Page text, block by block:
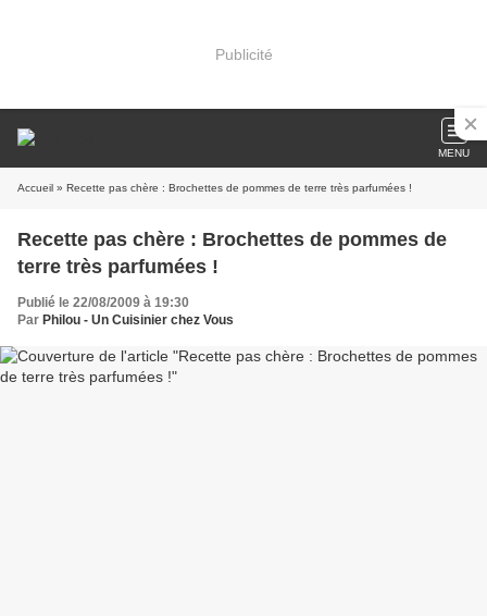
Publicité
MENU
Accueil » Recette pas chère : Brochettes de pommes de terre très parfumées !
Recette pas chère : Brochettes de pommes de
terre très parfumées !
Publié le 22/08/2009 à 19:30
Par Philou - Un Cuisinier chez Vous